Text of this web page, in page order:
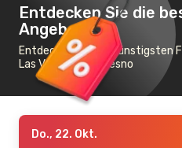
Entdecken Sie die
Angebote
Entdecken Sie die günstigsten
Las Vegas nach Fresno
Do., 22. Okt.